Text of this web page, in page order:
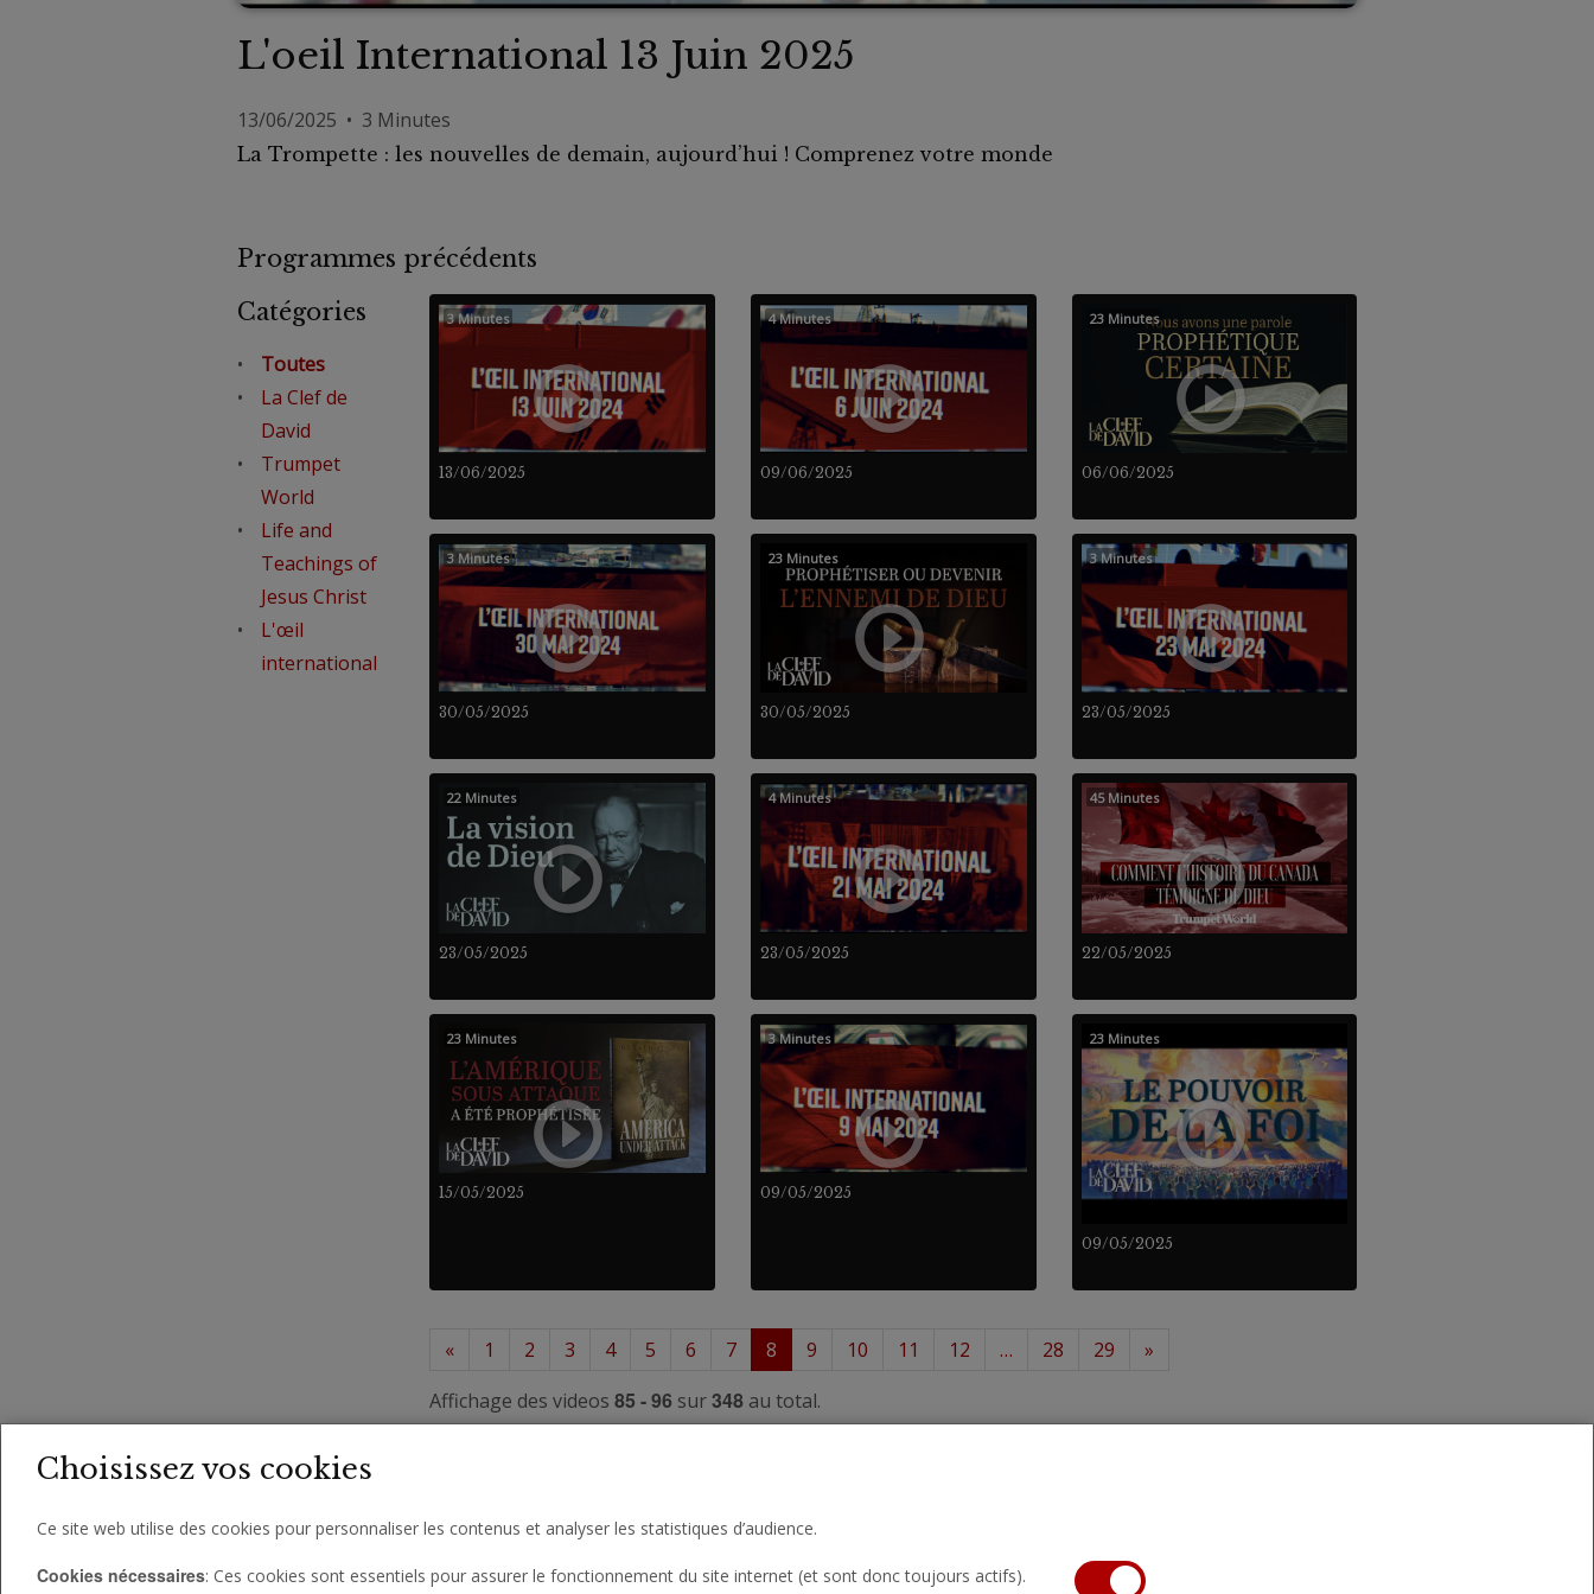
L'oeil International 13 Juin 2025
13/06/2025 • 3 Minutes
La Trompette : les nouvelles de demain, aujourd’hui ! Comprenez votre monde
Programmes précédents
Catégories
Toutes
La Clef de
David
Trumpet
World
Life and
Teachings of
Jesus Christ
L'œil
international
13/06/2025
3 Minutes
09/06/2025
4 Minutes
06/06/2025
23 Minutes
30/05/2025
3 Minutes
30/05/2025
23 Minutes
23/05/2025
3 Minutes
23/05/2025
22 Minutes
23/05/2025
4 Minutes
22/05/2025
45 Minutes
15/05/2025
23 Minutes
09/05/2025
3 Minutes
09/05/2025
23 Minutes
« 1 2 3 4 5 6 7 8 9 10 11 12 … 28 29
»
Affichage des videos 85 - 96 sur348au total.
Choisissez vos cookies
Ce site web utilise des cookies pour personnaliser les contenus et analyser les statistiques d’audience.
Cookies nécessaires: Ces cookies sont essentiels pour assurer le fonctionnement du site internet (et sont donc toujours actifs).